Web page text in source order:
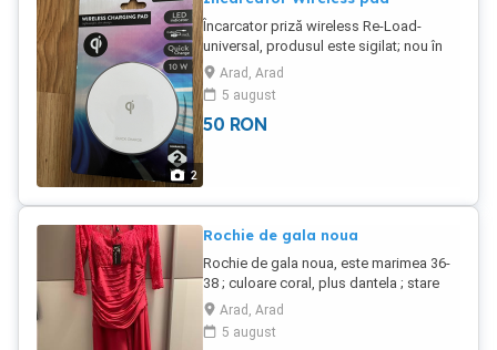
2
Încarcator priză wireless Re-Load-
universal, produsul este sigilat; nou în
cutie.Arad, Arad
5 august
50 RON
Rochie de gala noua
Rochie de gala noua, este marimea 36-
38 ; culoare coral, plus dantela ; stare
impecabila, pretul este usor negociabil,
cumparata din Arad de la magazinul
Angelo.
Arad, Arad
5 august